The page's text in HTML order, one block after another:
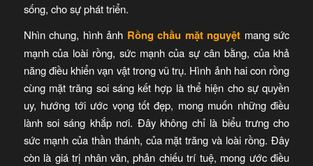
sống, cho sự phát triển.
Nhìn chung, hình ảnh Rồng chầu mặt nguyệt mang sức
mạnh của loài rồng, sức mạnh của sự cân bằng, của khả
năng điều khiển vạn vật trong vũ trụ. Hình ảnh hai con rồng
cùng mặt trăng soi sáng kết hợp là thể hiện cho sự quyền
uy, hướng tới ước vọng tốt đẹp, mong muốn những điều
lành soi sáng khắp nơi. Đây không chỉ là biểu trưng cho
sức mạnh của thần thánh, của mặt trăng và loài rồng. Đây
còn là giá trị nhân văn, phản chiếu trí tuệ, mong ước điều